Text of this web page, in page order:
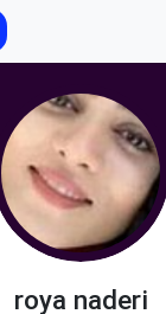
roya naderi